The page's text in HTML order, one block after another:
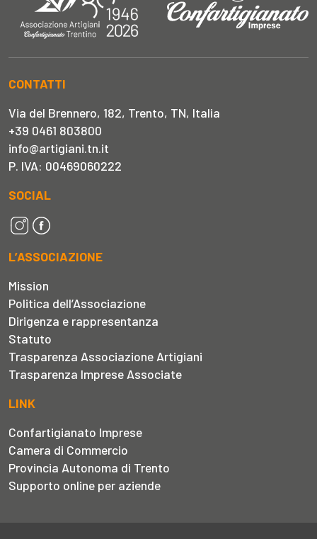
CONTATTI
Via del Brennero, 182, Trento, TN, Italia
+39 0461 803800
info@artigiani.tn.it
P. IVA: 00469060222
SOCIAL
L’ASSOCIAZIONE
Mission
Politica dell’Associazione
Dirigenza e rappresentanza
Statuto
Trasparenza Associazione Artigiani
Trasparenza Imprese Associate
LINK
Confartigianato Imprese
Camera di Commercio
Provincia Autonoma di Trento
Supporto online per aziende